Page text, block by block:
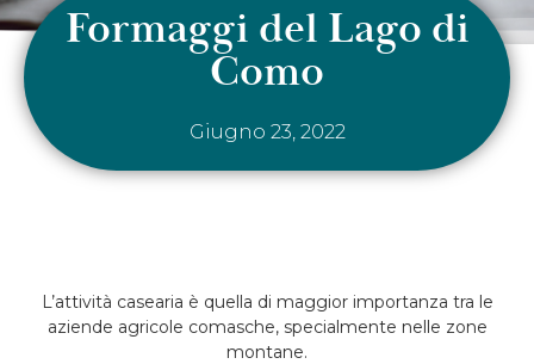
Formaggi del Lago di
Como
Giugno 23, 2022
L’attività casearia è quella di maggior importanza tra le
aziende agricole comasche, specialmente nelle zone
montane.